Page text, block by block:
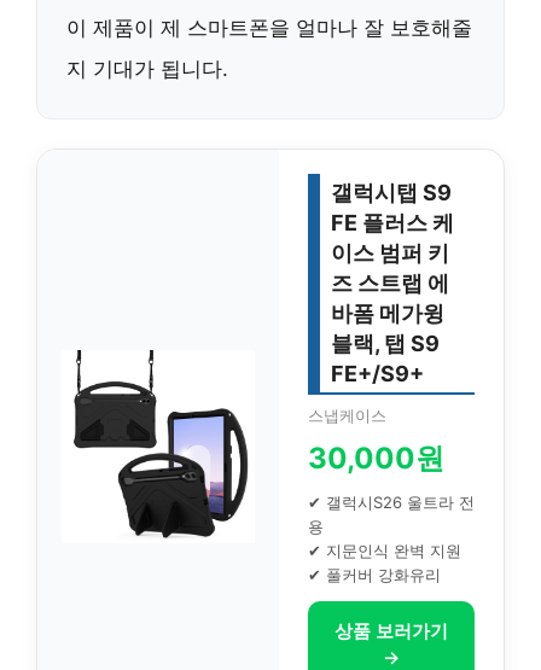
이 제품이 제 스마트폰을 얼마나 잘 보호해줄
지 기대가 됩니다.
갤럭시탭 S9
FE 플러스 케
이스 범퍼 키
즈 스트랩 에
바폼 메가윙
블랙, 탭 S9
FE+/S9+
스냅케이스
30,000원
✔ 갤럭시S26 울트라 전
용
✔ 지문인식 완벽 지원
✔ 풀커버 강화유리
상품 보러가기
→